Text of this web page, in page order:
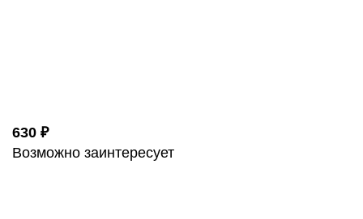
630 ₽
Возможно заинтересует